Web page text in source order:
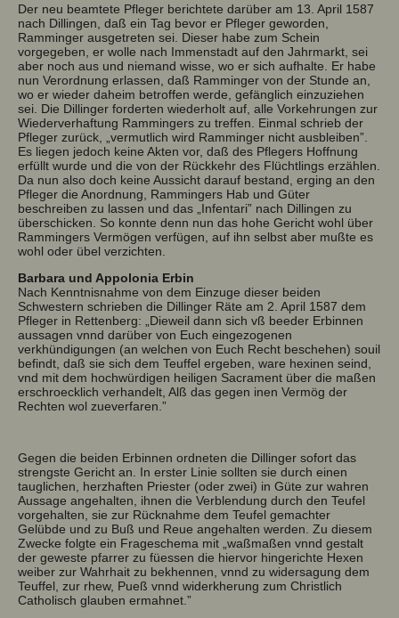
Der neu beamtete Pfleger berichtete darüber am 13. April 1587
nach Dillingen, daß ein Tag bevor er Pfleger geworden,
Ramminger ausgetreten sei. Dieser habe zum Schein
vorgegeben, er wolle nach Immenstadt auf den Jahrmarkt, sei
aber noch aus und niemand wisse, wo er sich aufhalte. Er habe
nun Verordnung erlassen, daß Ramminger von der Stunde an,
wo er wieder daheim betroffen werde, gefänglich einzuziehen
sei. Die Dillinger forderten wiederholt auf, alle Vorkehrungen zur
Wiederverhaftung Rammingers zu treffen. Einmal schrieb der
Pfleger zurück, „vermutlich wird Ramminger nicht ausbleiben”.
Es liegen jedoch keine Akten vor, daß des Pflegers Hoffnung
erfüllt wurde und die von der Rückkehr des Flüchtlings erzählen.
Da nun also doch keine Aussicht darauf bestand, erging an den
Pfleger die Anordnung, Rammingers Hab und Güter
beschreiben zu lassen und das „Infentari” nach Dillingen zu
überschicken. So konnte denn nun das hohe Gericht wohl über
Rammingers Vermögen verfügen, auf ihn selbst aber mußte es
wohl oder übel verzichten.
Barbara und Appolonia Erbin
Nach Kenntnisnahme von dem Einzuge dieser beiden
Schwestern schrieben die Dillinger Räte am 2. April 1587 dem
Pfleger in Rettenberg: „Dieweil dann sich vß beeder Erbinnen
aussagen vnnd darüber von Euch eingezogenen
verkhündigungen (an welchen von Euch Recht beschehen) souil
befindt, daß sie sich dem Teuffel ergeben, ware hexinen seind,
vnd mit dem hochwürdigen heiligen Sacrament über die maßen
erschroecklich verhandelt, Alß das gegen inen Vermög der
Rechten wol zueverfaren.”
Gegen die beiden Erbinnen ordneten die Dillinger sofort das
strengste Gericht an. In erster Linie sollten sie durch einen
tauglichen, herzhaften Priester (oder zwei) in Güte zur wahren
Aussage angehalten, ihnen die Verblendung durch den Teufel
vorgehalten, sie zur Rücknahme dem Teufel gemachter
Gelübde und zu Buß und Reue angehalten werden. Zu diesem
Zwecke folgte ein Frageschema mit „waßmaßen vnnd gestalt
der geweste pfarrer zu füessen die hiervor hingerichte Hexen
weiber zur Wahrhait zu bekhennen, vnnd zu widersagung dem
Teuffel, zur rhew, Pueß vnnd widerkherung zum Christlich
Catholisch glauben ermahnet.”